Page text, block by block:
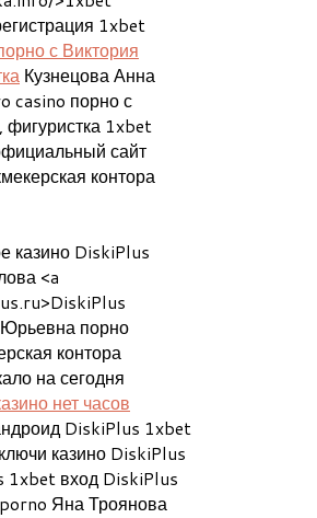
1xbet
с Виктория
Кузнецова Анна
casino порно с
1xbet
сайт
контора
казино DiskiPlus
<a
порно
контора
на сегодня
нет часов
DiskiPlus 1xbet
казино DiskiPlus
1xbet вход DiskiPlus
Яна Троянова